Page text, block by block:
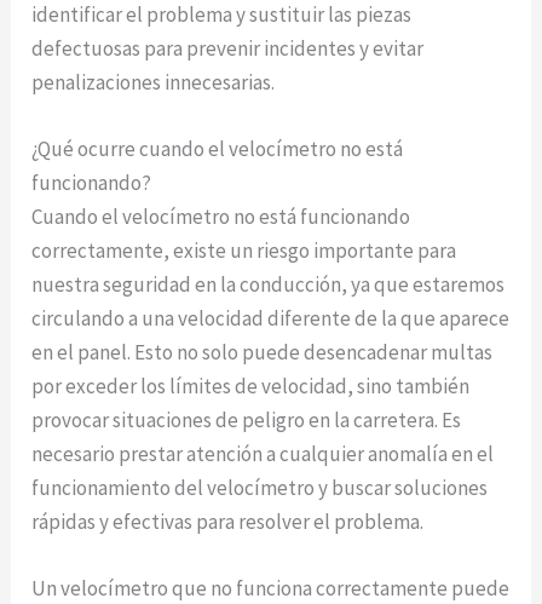
identificar el problema y sustituir las piezas
defectuosas para prevenir incidentes y evitar
penalizaciones innecesarias.
¿Qué ocurre cuando el velocímetro no está
funcionando?
Cuando el velocímetro no está funcionando
correctamente, existe un riesgo importante para
nuestra seguridad en la conducción, ya que estaremos
circulando a una velocidad diferente de la que aparece
en el panel. Esto no solo puede desencadenar multas
por exceder los límites de velocidad, sino también
provocar situaciones de peligro en la carretera. Es
necesario prestar atención a cualquier anomalía en el
funcionamiento del velocímetro y buscar soluciones
rápidas y efectivas para resolver el problema.
Un velocímetro que no funciona correctamente puede